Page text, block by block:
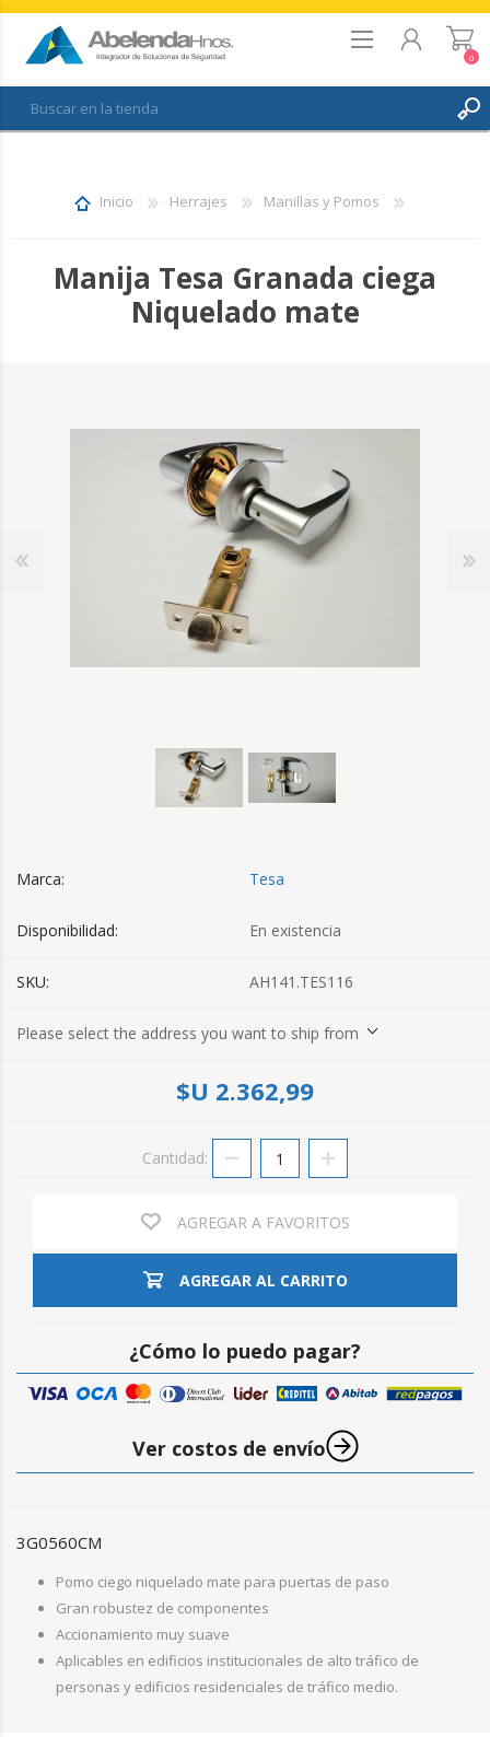
FAVORITOS
0
Inicio Herrajes Manillas y Pomos
Manija Tesa Granada ciega
Niquelado mate
Marca: Tesa
Disponibilidad: En existencia
SKU: AH141.TES116
Please select the address you want to ship from
$U 2.362,99
Cantidad:
AGREGAR A FAVORITOS
AGREGAR AL CARRITO
¿Cómo lo puedo pagar?
Ver costos de envío
3G0560CM
Pomo ciego niquelado mate para puertas de paso
Gran robustez de componentes
Accionamiento muy suave
Aplicables en edificios institucionales de alto tráfico de
personas y edificios residenciales de tráfico medio.